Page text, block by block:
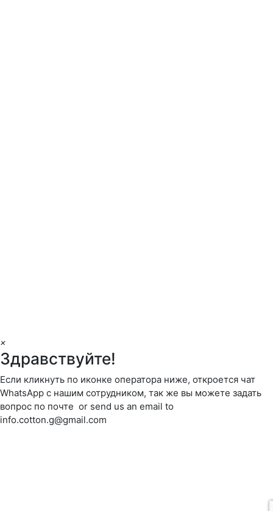
×
Здравствуйте!
Если кликнуть по иконке оператора ниже, откроется чат
WhatsApp с нашим сотрудником, так же вы можете задать
вопрос по почте or send us an email to
info.cotton.g@gmail.com